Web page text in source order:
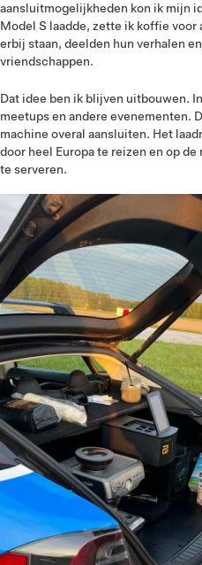
aansluitmogelijkheden kon ik mijn
Model S laadde, zette ik koffie
erbij staan, deelden hun verhalen
vriendschappen.
Dat idee ben ik blijven uitbouwen.
meetups en andere evenementen.
machine overal aansluiten. Het
door heel Europa te reizen en op
te serveren.